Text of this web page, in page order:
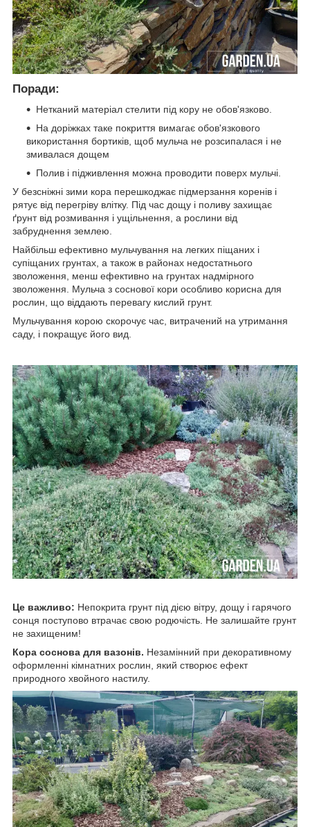
Поради:
Нетканий матеріал стелити під кору не обов'язково.
На доріжках таке покриття вимагає обов'язкового
використання бортиків, щоб мульча не розсипалася і не
змивалася дощем
Полив і підживлення можна проводити поверх мульчі.
У безсніжні зими кора перешкоджає підмерзання коренів і
рятує від перегріву влітку. Під час дощу і поливу захищає
ґрунт від розмивання і ущільнення, а рослини від
забруднення землею.
Найбільш ефективно мульчування на легких піщаних і
супіщаних грунтах, а також в районах недостатнього
зволоження, менш ефективно на грунтах надмірного
зволоження. Мульча з соснової кори особливо корисна для
рослин, що віддають перевагу кислий грунт.
Мульчування корою скорочує час, витрачений на утримання
саду, і покращує його вид.
Це важливо: Непокрита грунт під дією вітру, дощу і гарячого
сонця поступово втрачає свою родючість. Не залишайте грунт
не захищеним!
Кора соснова для вазонів. Незамінний при декоративному
оформленні кімнатних рослин, який створює ефект
природного хвойного настилу.